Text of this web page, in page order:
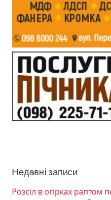
Недавні записи
Розсіл в огірках раптом